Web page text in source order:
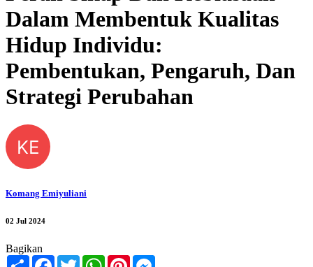
Dalam Membentuk Kualitas
Hidup Individu:
Pembentukan, Pengaruh, Dan
Strategi Perubahan
KE
Komang Emiyuliani
02 Jul 2024
Bagikan
Share FacebookTwitterWhatsApp
Pinterest